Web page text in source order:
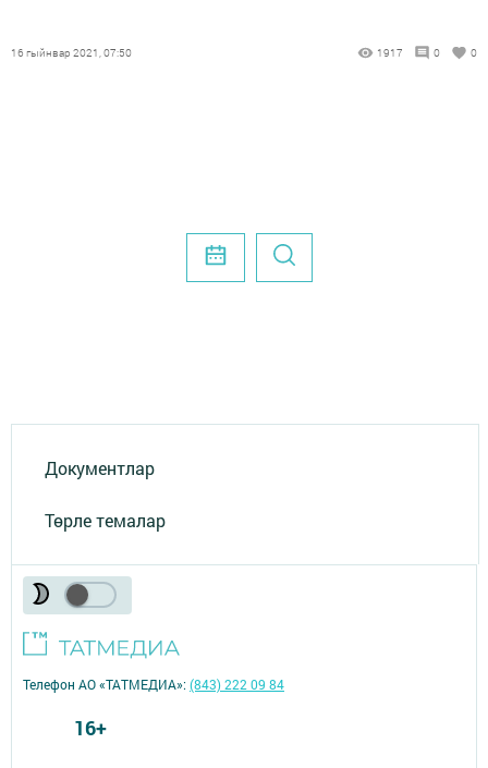
16 гыйнвар 2021, 07:50 1917 0 0
Документлар
Төрле темалар
Телефон АО «ТАТМЕДИА»:(843) 222 09 84
16+